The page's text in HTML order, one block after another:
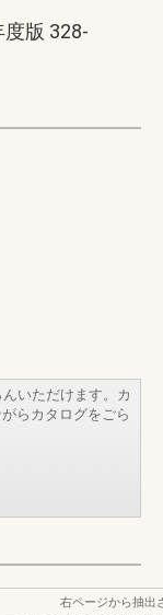
版 328-
いただけます。カ
らカタログをごら
右ページから抽出